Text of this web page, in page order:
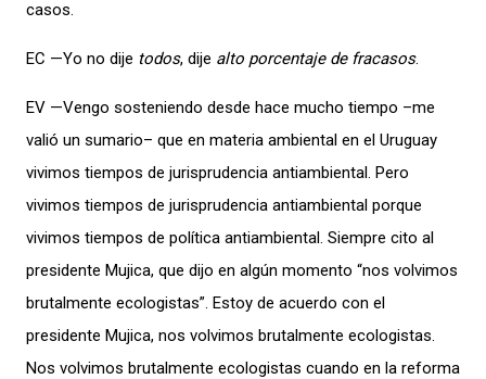
casos.
EC —Yo no dije todos, dije alto porcentaje de fracasos.
EV —Vengo sosteniendo desde hace mucho tiempo –me
valió un sumario– que en materia ambiental en el Uruguay
vivimos tiempos de jurisprudencia antiambiental. Pero
vivimos tiempos de jurisprudencia antiambiental porque
vivimos tiempos de política antiambiental. Siempre cito al
presidente Mujica, que dijo en algún momento “nos volvimos
brutalmente ecologistas”. Estoy de acuerdo con el
presidente Mujica, nos volvimos brutalmente ecologistas.
Nos volvimos brutalmente ecologistas cuando en la reforma